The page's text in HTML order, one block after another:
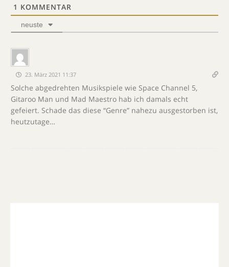
1 KOMMENTAR
neuste
23. März 2021 11:37
Solche abgedrehten Musikspiele wie Space Channel 5,
Gitaroo Man und Mad Maestro hab ich damals echt
gefeiert. Schade das diese “Genre” nahezu ausgestorben ist,
heutzutage…